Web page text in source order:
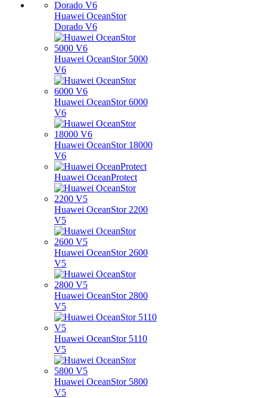
Huawei OceanStor
Dorado V6
Huawei OceanStor 5000
V6
Huawei OceanStor 6000
V6
Huawei OceanStor 18000
V6
Huawei OceanProtect
Huawei OceanStor 2200
V5
Huawei OceanStor 2600
V5
Huawei OceanStor 2800
V5
Huawei OceanStor 5110
V5
Huawei OceanStor 5800
V5